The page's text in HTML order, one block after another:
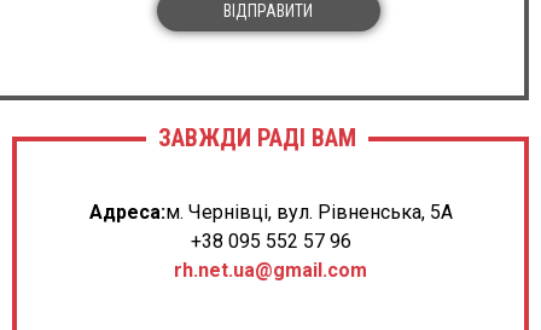
ВІДПРАВИТИ
ЗАВЖДИ РАДІ ВАМ
Адреса:м. Чернівці, вул. Рівненська, 5А
+38 095 552 57 96
rh.net.ua@gmail.com